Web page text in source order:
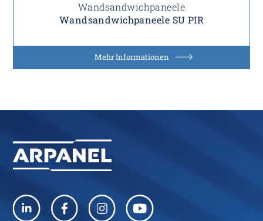
Wandsandwichpaneele
Wandsandwichpaneele SU PIR
Mehr Informationen